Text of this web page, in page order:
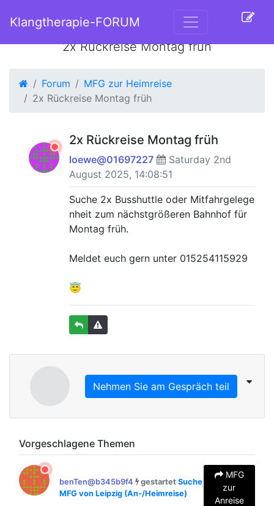
Klangtherapie-FORUM
2x Rückreise Montag früh
Forum
MFG zur Heimreise
2x Rückreise Montag früh
2x Rückreise Montag früh
loewe@01697227
Saturday 2nd
August 2025, 14:08:51
Suche 2x Busshuttle oder Mitfahrgelege
nheit zum nächstgrößeren Bahnhof für
Montag früh.
Meldet euch gern unter 015254115929
😇
Nehmen Sie am Gespräch teil
Vorgeschlagene Themen
benTen@b345b9f4 gestartet Suche
MFG von Leipzig (An-/Heimreise)
MFG
zur
Anreise